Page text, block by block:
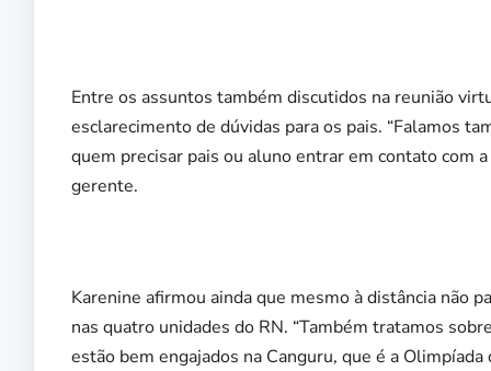
Entre os assuntos também discutidos na reunião
esclarecimento de dúvidas para os pais. “Falamos
quem precisar pais ou aluno entrar em contato com
gerente.
Karenine afirmou ainda que mesmo à distância não
nas quatro unidades do RN. “Também tratamos
estão bem engajados na Canguru, que é a